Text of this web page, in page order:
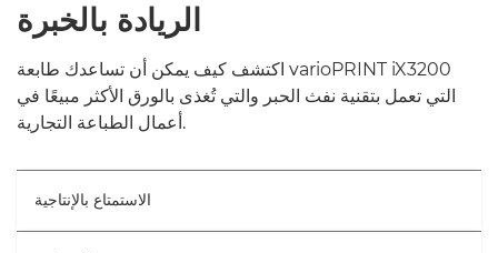
الريادة بالخبرة
اكتشف كيف يمكن أن تساعدك طابعة varioPRINT iX3200
التي تعمل بتقنية نفث الحبر والتي تُغذى بالورق الأكثر مبيعًا في
أعمال الطباعة التجارية.
الاستمتاع بالإنتاجية